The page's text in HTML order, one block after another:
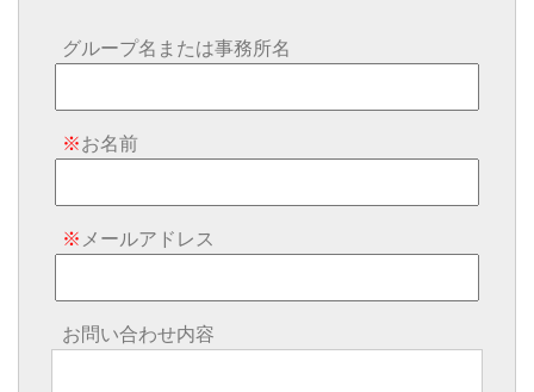
グループ名または事務所名
※お名前
※ メールアドレス
お問い合わせ内容